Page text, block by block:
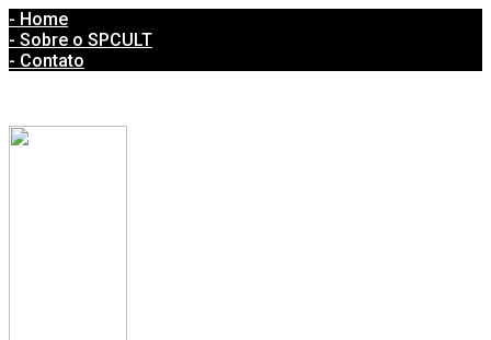
- Home
- Sobre o SPCULT
- Contato